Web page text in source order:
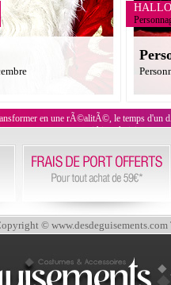
en une rÃ©alitÃ©, le temps d'un
pourra aussi bien choisir une
© www.desdeguisements.com